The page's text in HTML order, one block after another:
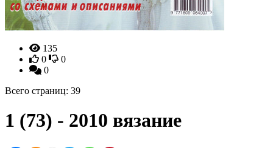
135
0
0
0
Всего страниц: 39
1 (73) - 2010 вязание